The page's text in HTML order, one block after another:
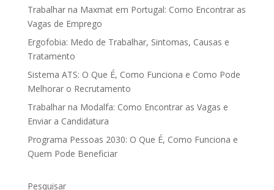
Trabalhar na Maxmat em Portugal: Como Encontrar as
Vagas de Emprego
Ergofobia: Medo de Trabalhar, Sintomas, Causas e
Tratamento
Sistema ATS: O Que É, Como Funciona e Como Pode
Melhorar o Recrutamento
Trabalhar na Modalfa: Como Encontrar as Vagas e
Enviar a Candidatura
Programa Pessoas 2030: O Que É, Como Funciona e
Quem Pode Beneficiar
Pesquisar